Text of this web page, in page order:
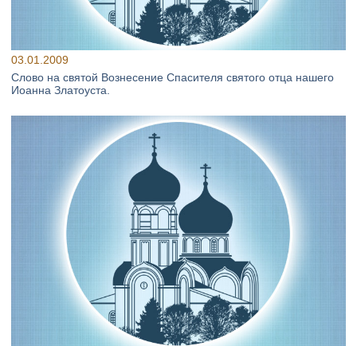
03.01.2009
Слово на святой Вознесение Спасителя святого отца нашего
Иоанна Златоуста.